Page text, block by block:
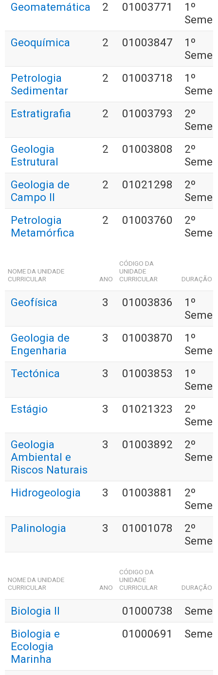
Geomatemática
2 01003771
1º
Geoquímica
2 01003847
1º
Petrologia
Sedimentar
2 01003718
1º
Estratigrafia
2 01003793
2º
Geologia
Estrutural
2 01003808
2º
Geologia de
Campo II
2 01021298
2º
Petrologia
Metamórfica
2 01003760
2º
NOME DA UNIDADE
CURRICULAR
ANO
CÓDIGO DA
UNIDADE
CURRICULAR
DURAÇÃO
Geofísica 3 01003836
1º
Geologia de
Engenharia
3 01003870
1º
Tectónica
3 01003853
1º
Estágio
3 01021323
2º
Geologia
Ambiental e
Riscos Naturais
3 01003892
2º
Hidrogeologia 3 01003881
2º
Palinologia
3 01001078
2º
NOME DA UNIDADE
CURRICULAR
ANO
CÓDIGO DA
UNIDADE
CURRICULAR
DURAÇÃO
Biologia II 01000738
Biologia e
Ecologia
Marinha
01000691